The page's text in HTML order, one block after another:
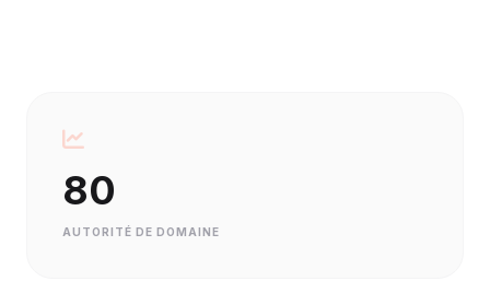
80
AUTORITÉ DE DOMAINE